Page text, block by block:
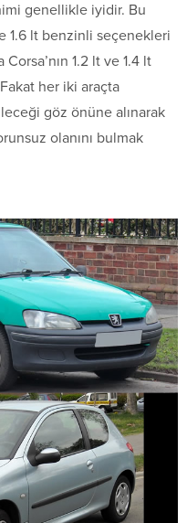
genellikle iyidir. Bu
1.6 lt benzinli seçenekleri
1.2 lt ve 1.4 lt
her iki araçta
göz önüne alınarak
olanını bulmak